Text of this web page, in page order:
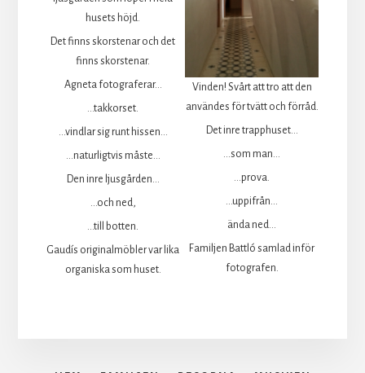
Vinden! Svårt att tro att den
användes för tvätt och förråd.
husets höjd.
Det finns skorstenar och det
finns skorstenar.
Agneta fotograferar...
...takkorset.
Det inre trapphuset...
...vindlar sig runt hissen...
...som man...
...naturligtvis måste...
...prova.
Den inre ljusgården...
...uppifrån...
...och ned,
ända ned...
...till botten.
Familjen Battló samlad inför
fotografen.
Gaudís originalmöbler var lika
organiska som huset.